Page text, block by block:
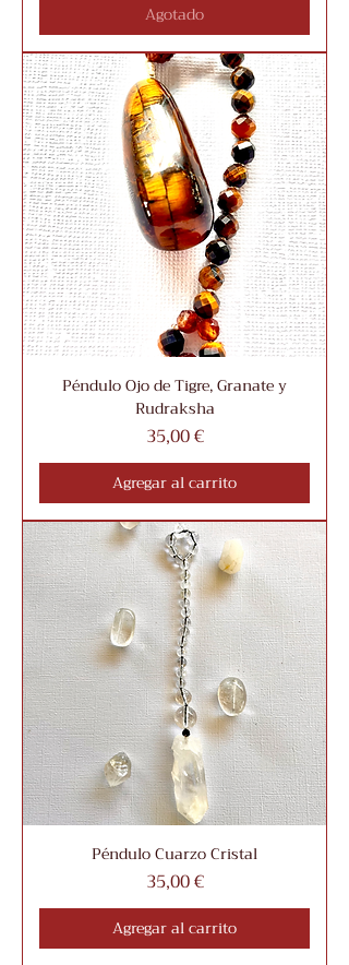
Agotado
Péndulo Ojo de Tigre, Granate y
Rudraksha
Precio
35,00 €
Agregar al carrito
Péndulo Cuarzo Cristal
Precio
35,00 €
Agregar al carrito